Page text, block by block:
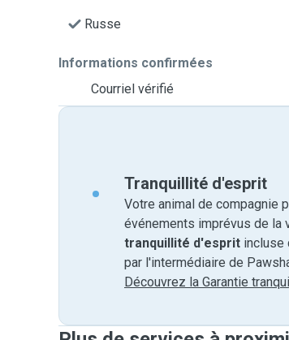
Russe
Informations confirmées
Courriel vérifié
Tranquillité d'esprit
Votre animal de compagnie
événements imprévus de la
tranquillité d'esprit incluse
par l'intermédiaire de
Découvrez la Garantie